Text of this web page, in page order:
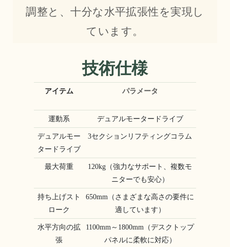
調整と、十分な水平拡張性を実現し
ています。
技術仕様
アイテム パラメータ
運動系 デュアルモータードライブ
デュアルモー
タードライブ
3セクションリフティングコラム
最大荷重
120kg（強力なサポート、複数モ
ニターでも安心）
持ち上げスト
ローク
650mm（さまざまな高さの要件に
適しています）
水平方向の拡
張
1100mm～1800mm（デスクトップ
パネルに柔軟に対応）